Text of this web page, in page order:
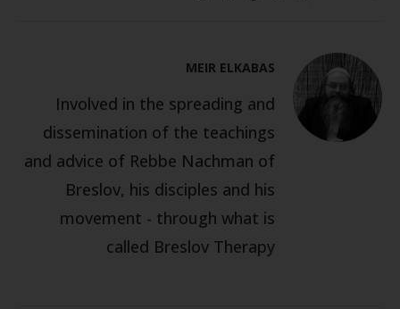
MEIR ELKABAS
Involved in the spreading and
dissemination of the teachings
and advice of Rebbe Nachman of
Breslov, his disciples and his
movement - through what is
called Breslov Therapy